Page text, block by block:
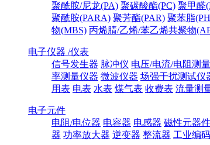
聚酰胺/尼龙(PA) 聚碳酸酯(PC) 聚甲醛
聚酰胺(PARA) 聚芳酯(PAR) 聚苯脂
物(MBS) 丙烯腈/乙烯/苯乙烯共聚物
电子仪器 /仪表
信号发生器 脉冲仪 电压/电流/电阻测
率测量仪器 微波仪器 场强干扰测试仪
用表 电表 水表 煤气表 收费表 流量测
电子元件
电阻/电位器 电容器 电感器 磁性元器件
器 功率放大器 逆变器 整流器 工业编